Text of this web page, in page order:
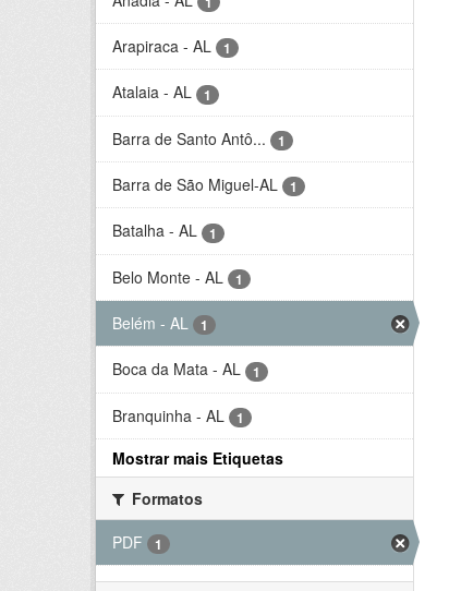
Arapiraca - AL 1
Atalaia - AL 1
Barra de Santo Antô... 1
Barra de São Miguel-AL 1
Batalha - AL 1
Belo Monte - AL 1
Belém - AL 1
Boca da Mata - AL 1
Branquinha - AL 1
Mostrar mais Etiquetas
Formatos
PDF
1